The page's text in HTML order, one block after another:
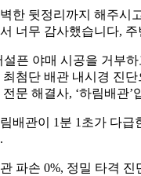
한 뒷정리까지 해주시
너무 감사했습니다,
설픈 야매 시공을 거부
최첨단 배관 내시경 진
전문 해결사, ‘하림배관’
배관이 1분 1초가 다
파손 0%, 정밀 타격